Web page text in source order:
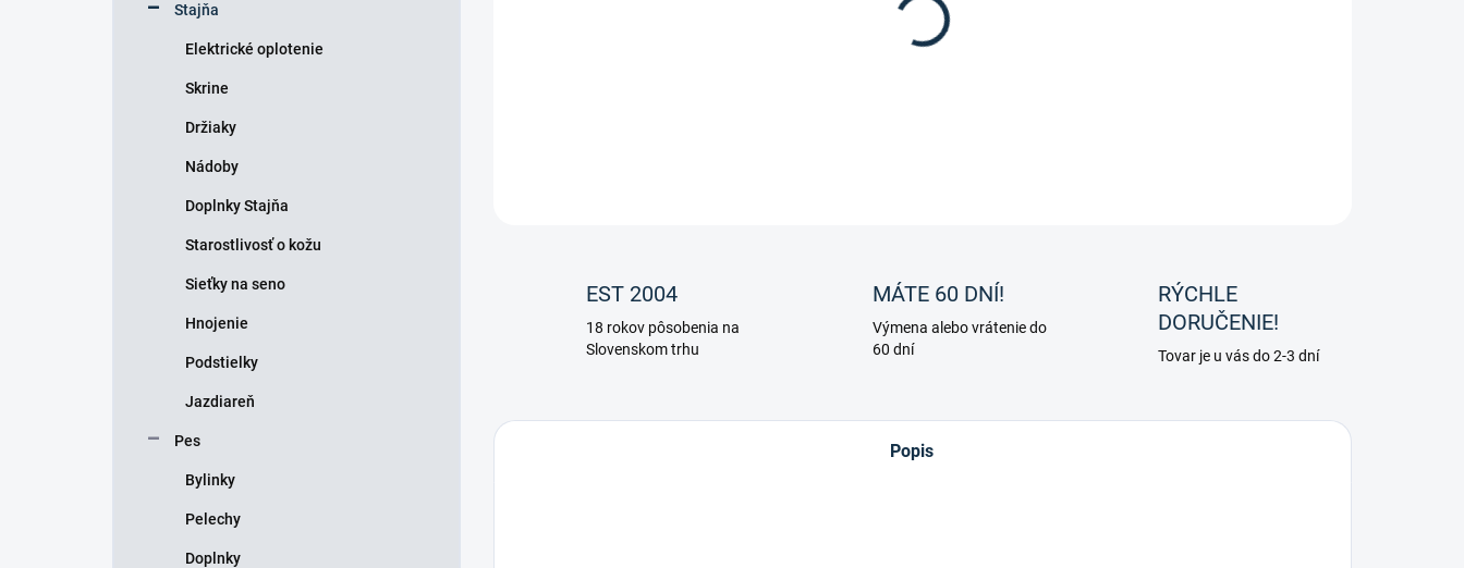
Stajňa
Elektrické oplotenie
Skrine
Držiaky
Nádoby
Doplnky Stajňa
Starostlivosť o kožu
Sieťky na seno
Hnojenie
Podstielky
Jazdiareň
Pes
Bylinky
Pelechy
Doplnky
EST 2004
18 rokov pôsobenia na
Slovenskom trhu
MÁTE 60 DNÍ!
Výmena alebo vrátenie do
60 dní
RÝCHLE
DORUČENIE!
Tovar je u vás do 2-3 dní
Popis